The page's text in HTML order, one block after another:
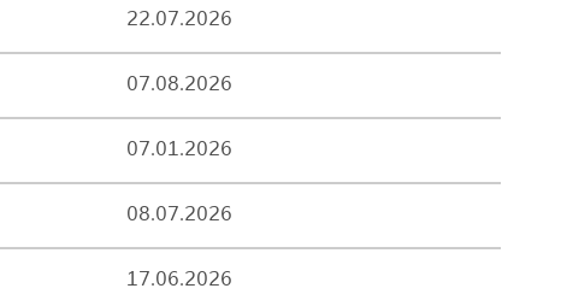
22.07.2026
07.08.2026
07.01.2026
08.07.2026
17.06.2026